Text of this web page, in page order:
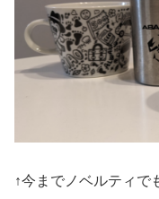
↑今までノベルティで